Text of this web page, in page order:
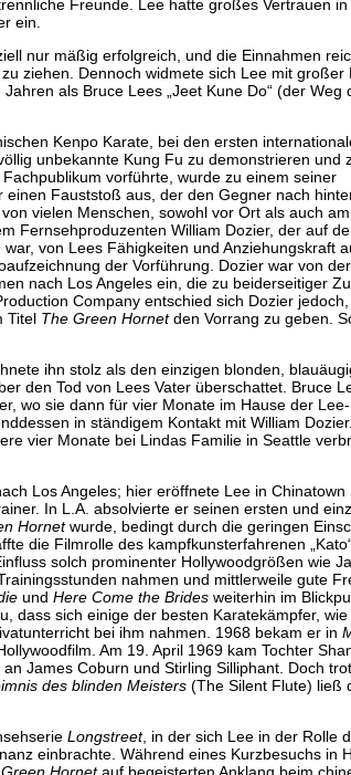
Freunde. Lee hatte großes Vertrauen
ein.
nur mäßig erfolgreich, und die Einnahmen
ziehen. Dennoch widmete sich Lee mit großer
als Bruce Lees „Jeet Kune Do“ (der Weg
Kenpo Karate, bei den ersten
unbekannte Kung Fu zu demonstrieren und
vorführte, wurde zu einem seiner
Fauststoß aus, der den Gegner nach
vielen Menschen, sowohl vor Ort als auch am
Fernsehproduzenten William Dozier, der auf
war, von Lees Fähigkeiten und Anziehungskraft
der Vorführung. Dozier war von der
nach Los Angeles ein, die zu beiderseitiger
Company entschied sich Dozier
Titel The Green Hornetden Vorrang zu geben.
ihn stolz als den einzigen blonden,
den Tod von Lees Vater überschattet. Bruce
wo sie dann für vier Monate im Hause der
in ständigem Kontakt mit William
vier Monate bei Lindas Familie in Seattle
Los Angeles; hier eröffnete Lee in Chinatown
In L.A. absolvierte er seinen ersten und
Hornetwurde, bedingt durch die geringen
die Filmrolle des kampfkunsterfahrenen
solch prominenter Hollywoodgrößen wie
nahmen und mittlerweile gute
und Here Come the Brides weiterhin im
dass sich einige der besten Karatekämpfer, wie
bei ihm nahmen. 1968 bekam er in
Am 19. April 1969 kam Tochter
James Coburn und Stirling Silliphant. Doch
des blinden Meisters (The Silent Flute) ließ
Longstreet, in der sich Lee in der Rolle
einbrachte. Während eines Kurzbesuchs in